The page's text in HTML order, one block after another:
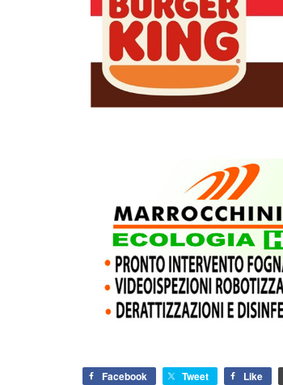
Facebook Tweet Like